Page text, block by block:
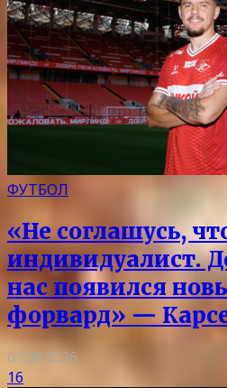
ФУТБОЛ
«Не соглашусь,
индивидуалист.
нас появился
форвард» —
07.08.2026
16